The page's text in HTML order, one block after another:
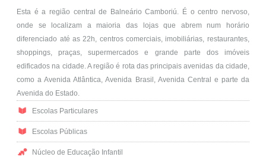
Esta é a região central de Balneário Camboriú. É o centro nervoso,
onde se localizam a maioria das lojas que abrem num horário
diferenciado até as 22h, centros comerciais, imobiliárias, restaurantes,
shoppings, praças, supermercados e grande parte dos imóveis
edificados na cidade. A região é rota das principais avenidas da cidade,
como a Avenida Atlântica, Avenida Brasil, Avenida Central e parte da
Avenida do Estado.
Escolas Particulares
Escolas Públicas
Núcleo de Educação Infantil